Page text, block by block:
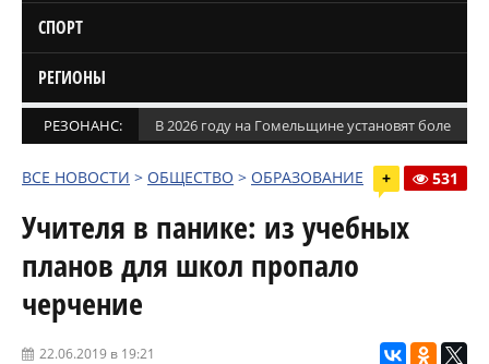
СПОРТ
РЕГИОНЫ
РЕЗОНАНС: В 2026 году на Гомельщине установят более
ВСЕ НОВОСТИ > ОБЩЕСТВО > ОБРАЗОВАНИЕ + 531
Учителя в панике: из учебных
планов для школ пропало
черчение
22.06.2019 в 19:21